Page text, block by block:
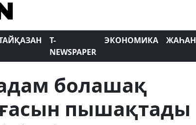
T-
NEWSPAPER
ЭКОНОМИКА ЖАҺАН
болашақ
пышақтады